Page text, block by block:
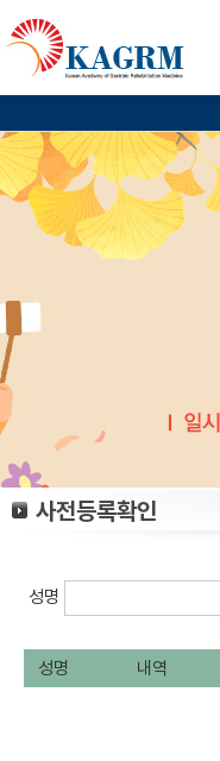
사전등록확인
성명
성명 내역